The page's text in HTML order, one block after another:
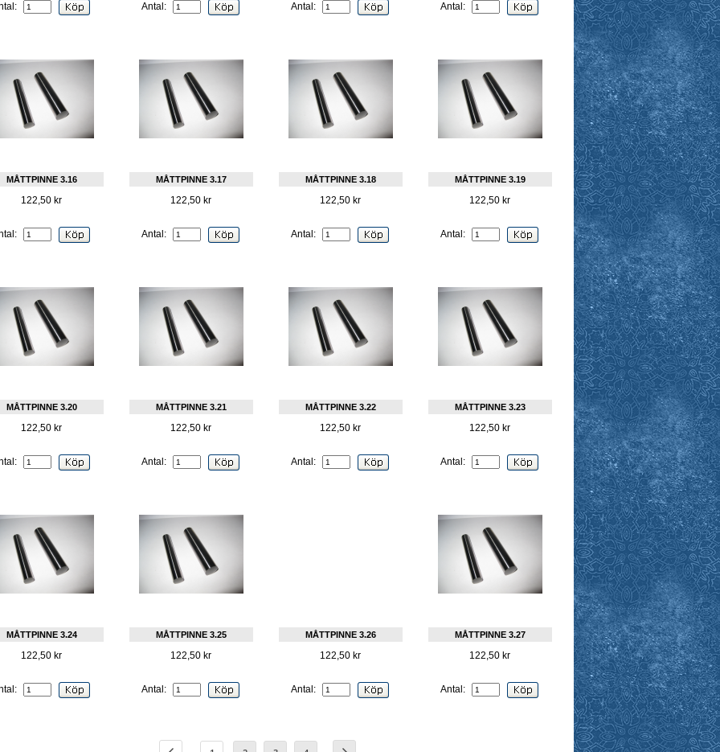
Antal: Antal: Antal:
MÅTTPINNE 3.16
122,50 kr
MÅTTPINNE 3.17
122,50 kr
Antal:
MÅTTPINNE 3.18
122,50 kr
Antal:
MÅTTPINNE 3.19
122,50 kr
Antal:
MÅTTPINNE 3.20
122,50 kr
MÅTTPINNE 3.21
122,50 kr
Antal:
MÅTTPINNE 3.22
122,50 kr
Antal:
MÅTTPINNE 3.23
122,50 kr
Antal:
MÅTTPINNE 3.24
122,50 kr
MÅTTPINNE 3.25
122,50 kr
Antal:
MÅTTPINNE 3.26
122,50 kr
Antal:
MÅTTPINNE 3.27
122,50 kr
Antal: